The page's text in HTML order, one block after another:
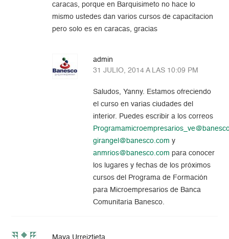
caracas, porque en Barquisimeto no hace lo
mismo ustedes dan varios cursos de capacitacion
pero solo es en caracas, gracias
admin
31 JULIO, 2014 A LAS 10:09 PM
Saludos, Yanny. Estamos ofreciendo
el curso en varias ciudades del
interior. Puedes escribir a los correos
girangel@banesco.com y
anmrios@banesco.com para conocer
los lugares y fechas de los próximos
cursos del Programa de Formación
para Microempresarios de Banca
Comunitaria Banesco.
Maya Urreiztieta